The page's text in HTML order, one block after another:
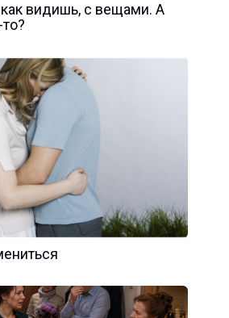
как видишь, с вещами. А